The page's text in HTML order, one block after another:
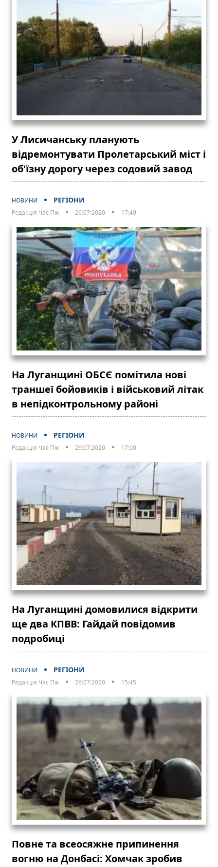
У Лисичанську планують
відремонтувати Пролетарський міст і
об'їзну дорогу через содовий завод
НОВИНИ РЕГІОНИ
Редакція Час Пік 26:07:2020 17:49
На Луганщині ОБСЄ помітила нові
траншеї бойовиків і військовий літак
в непідконтрольному районі
НОВИНИ РЕГІОНИ
Редакція Час Пік 26:07:2020 17:00
На Луганщині домовилися відкрити
ще два КПВВ: Гайдай повідомив
подробиці
НОВИНИ РЕГІОНИ
Редакція Час Пік 26:07:2020 15:45
Повне та всеосяжне припинення
вогню на Донбасі: Хомчак зробив